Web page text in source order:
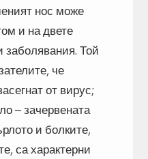
нос може
и на двете
заболявания. Той
че
от вирус;
– зачервената
и болките,
са характерни